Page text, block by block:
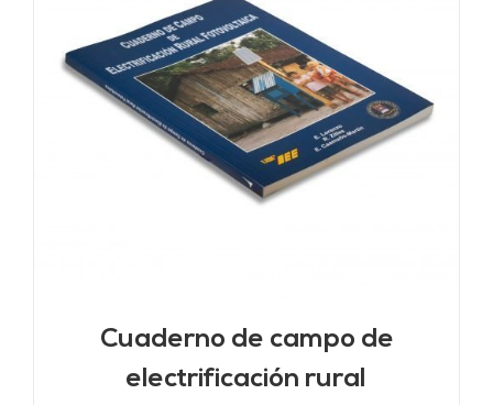
Cuaderno de campo de
electrificación rural